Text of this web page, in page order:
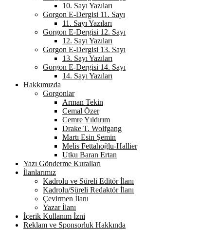
10. Sayı Yazıları
Gorgon E-Dergisi 11. Sayı
11. Sayı Yazıları
Gorgon E-Dergisi 12. Sayı
12. Sayı Yazıları
Gorgon E-Dergisi 13. Sayı
13. Sayı Yazıları
Gorgon E-Dergisi 14. Sayı
14. Sayı Yazıları
Hakkımızda
Gorgonlar
Arman Tekin
Cemal Özer
Cemre Yıldırım
Drake T. Wolfgang
Martı Esin Şemin
Melis Fettahoğlu-Hallier
Utku Baran Ertan
Yazı Gönderme Kuralları
İlanlarımız
Kadrolu ve Süreli Editör İlanı
Kadrolu/Süreli Redaktör İlanı
Çevirmen İlanı
Yazar İlanı
İçerik Kullanım İzni
Reklam ve Sponsorluk Hakkında